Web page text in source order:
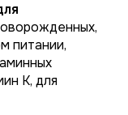
питании,
К, для